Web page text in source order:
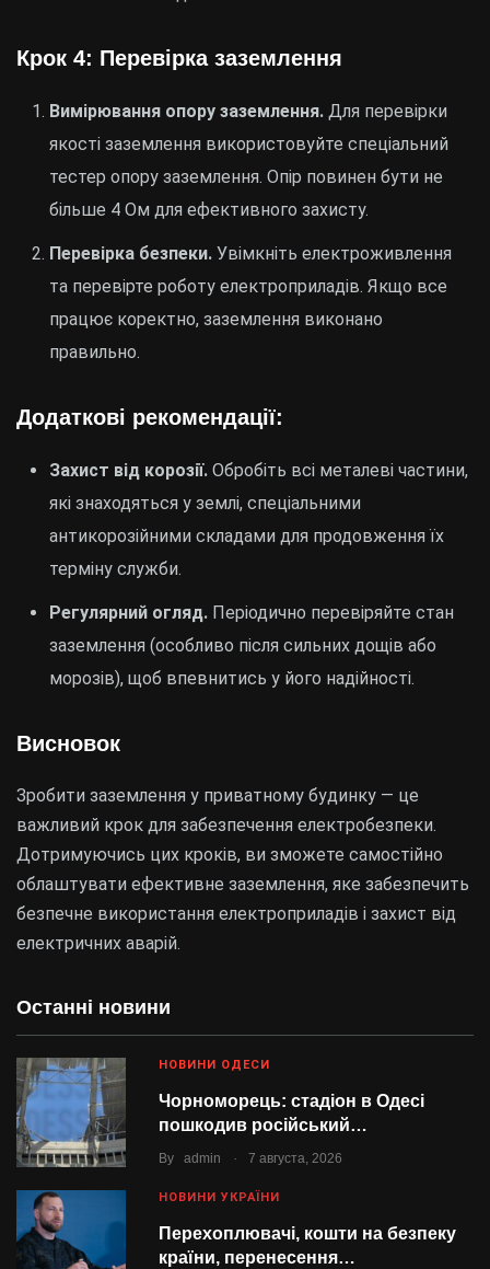
Останні новини
НОВИНИ ОДЕСИ
Чорноморець: стадіон в Одесі
пошкодив російський…
By admin . 7 августа, 2026
НОВИНИ УКРАЇНИ
Перехоплювачі, кошти на безпеку
країни, перенесення…
Крок 4: Перевірка заземлення
Вимірювання опору заземлення. Для перевірки
якості заземлення використовуйте спеціальний
тестер опору заземлення. Опір повинен бути не
більше 4 Ом для ефективного захисту.
Перевірка безпеки. Увімкніть електроживлення
та перевірте роботу електроприладів. Якщо все
працює коректно, заземлення виконано
правильно.
Додаткові рекомендації:
Захист від корозії. Обробіть всі металеві частини,
які знаходяться у землі, спеціальними
антикорозійними складами для продовження їх
терміну служби.
Регулярний огляд. Періодично перевіряйте стан
заземлення (особливо після сильних дощів або
морозів), щоб впевнитись у його надійності.
Висновок
Зробити заземлення у приватному будинку — це
важливий крок для забезпечення електробезпеки.
Дотримуючись цих кроків, ви зможете самостійно
облаштувати ефективне заземлення, яке забезпечить
безпечне використання електроприладів і захист від
електричних аварій.